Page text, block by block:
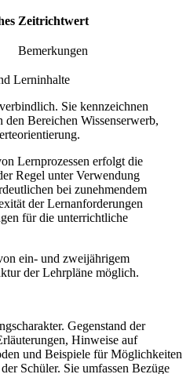
Zeitrichtwert
Bemerkungen
Lerninhalte
Sie kennzeichnen
Bereichen Wissenserwerb,
Lernprozessen erfolgt die
Regel unter Verwendung
bei zunehmendem
der Lernanforderungen
für die unterrichtliche
ein- und zweijährigem
der Lehrpläne möglich.
Gegenstand der
Hinweise auf
und Beispiele für Möglichkeiten
Schüler. Sie umfassen Bezüge